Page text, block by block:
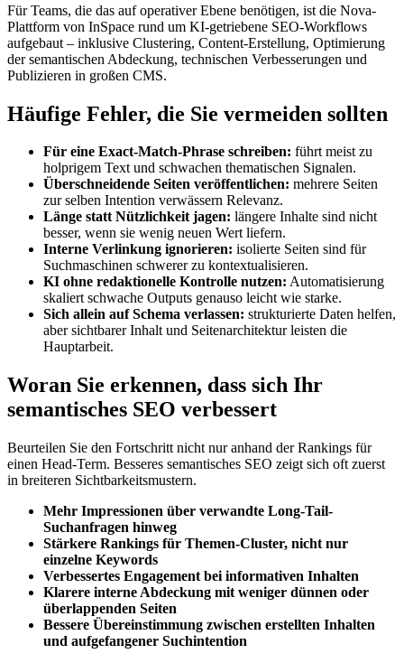
Für Teams, die das auf operativer Ebene benötigen, ist die Nova-
Plattform von InSpace rund um KI-getriebene SEO-Workflows
aufgebaut – inklusive Clustering, Content-Erstellung, Optimierung
der semantischen Abdeckung, technischen Verbesserungen und
Publizieren in großen CMS.
Häufige Fehler, die Sie vermeiden sollten
Für eine Exact-Match-Phrase schreiben: führt meist zu
holprigem Text und schwachen thematischen Signalen.
Überschneidende Seiten veröffentlichen: mehrere Seiten
zur selben Intention verwässern Relevanz.
Länge statt Nützlichkeit jagen: längere Inhalte sind nicht
besser, wenn sie wenig neuen Wert liefern.
Interne Verlinkung ignorieren: isolierte Seiten sind für
Suchmaschinen schwerer zu kontextualisieren.
KI ohne redaktionelle Kontrolle nutzen: Automatisierung
skaliert schwache Outputs genauso leicht wie starke.
Sich allein auf Schema verlassen: strukturierte Daten helfen,
aber sichtbarer Inhalt und Seitenarchitektur leisten die
Hauptarbeit.
Woran Sie erkennen, dass sich Ihr
semantisches SEO verbessert
Beurteilen Sie den Fortschritt nicht nur anhand der Rankings für
einen Head-Term. Besseres semantisches SEO zeigt sich oft zuerst
in breiteren Sichtbarkeitsmustern.
Mehr Impressionen über verwandte Long-Tail-
Suchanfragen hinweg
Stärkere Rankings für Themen-Cluster, nicht nur
einzelne Keywords
Verbessertes Engagement bei informativen Inhalten
Klarere interne Abdeckung mit weniger dünnen oder
überlappenden Seiten
Bessere Übereinstimmung zwischen erstellten Inhalten
und aufgefangener Suchintention